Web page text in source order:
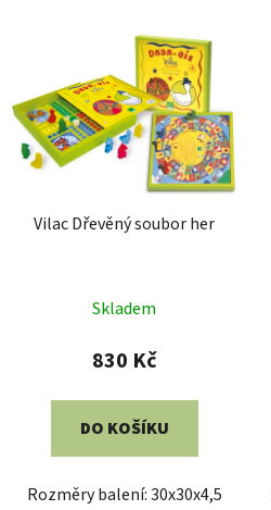
Vilac Dřevěný soubor her
Skladem
830 Kč
DO KOŠÍKU
Rozměry balení: 30x30x4,5